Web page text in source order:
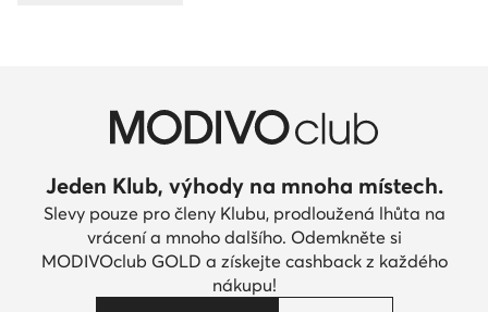
Jeden Klub, výhody na mnoha místech.
Slevy pouze pro členy Klubu, prodloužená lhůta na
vrácení a mnoho dalšího. Odemkněte si
MODIVOclub GOLD a získejte cashback z každého
nákupu!